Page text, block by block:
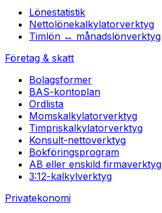
Lönestatistik
Nettolönekalkylatorverktyg
Timlön ↔ månadslönverktyg
Företag & skatt
Bolagsformer
BAS-kontoplan
Ordlista
Momskalkylatorverktyg
Timpriskalkylatorverktyg
Konsult-nettoverktyg
Bokföringsprogram
AB eller enskild firmaverktyg
3:12-kalkylverktyg
Privatekonomi